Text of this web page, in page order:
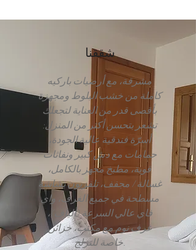
شققنا
مشرقة، مع أرضيات باركيه
كاملة من خشب البلوط ومجهزة
بأقصى قدر من العناية لتجعلك
تشعر بتحسن أكثر من المنزل:
أسرّة فندقية عالية الجودة،
حمامات مع دش كبير ونفاثات
قوية، مطبخ مجهز بالكامل،
غسالة / مجفف، تلفزيون بشاشة
مسطحة في جميع الغرف، واي
فاي عالي السرعة (ألياف)،
غرف نوم مع مكتب، خزائن
خاصة للتزلج.